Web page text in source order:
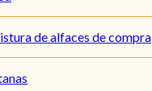
de alfaces de compra